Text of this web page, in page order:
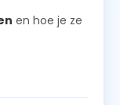
en hoe je ze